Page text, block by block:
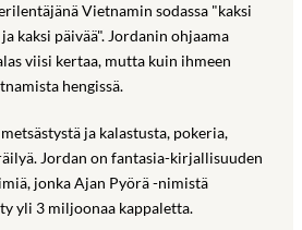
Vietnamin sodassa "kaksi
kaksi päivää". Jordanin ohjaama
viisi kertaa, mutta kuin ihmeen
hengissä.
ja kalastusta, pokeria,
Jordan on fantasia-kirjallisuuden
jonka Ajan Pyörä -nimistä
yli 3 miljoonaa kappaletta.